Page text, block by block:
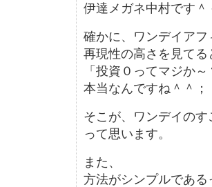
伊達メガネ中村です＾
確かに、ワンデイアフ
再現性の高さを見てる
「投資０ってマジか
本当なんですね＾＾；
そこが、ワンデイの
って思います。
また、
方法がシンプルである